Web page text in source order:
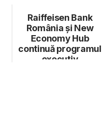
Raiffeisen Bank
România și New
Economy Hub
continuă programul
executiv